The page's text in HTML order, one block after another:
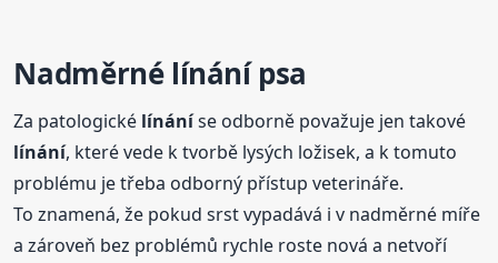
Nadměrné línánípsa
Za patologické línáníse odborně považuje jen takové
línání, které vede k tvorbě lysých ložisek, a k tomuto
problému je třeba odborný přístup veterináře.
To znamená, že pokud srst vypadává i v nadměrné míře
a zároveň bez problémů rychle roste nová a netvoří